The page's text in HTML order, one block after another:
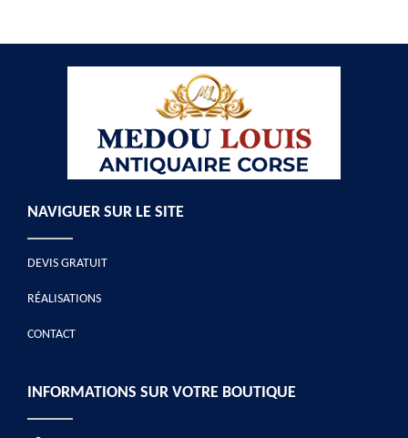
NAVIGUER SUR LE SITE
DEVIS GRATUIT
RÉALISATIONS
CONTACT
INFORMATIONS SUR VOTRE BOUTIQUE